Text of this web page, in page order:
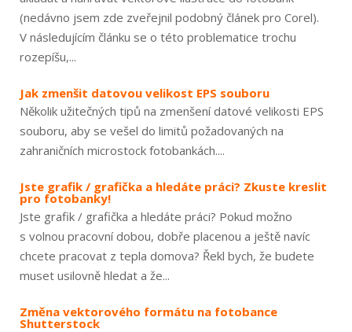
(nedávno jsem zde zveřejnil podobný článek pro Corel).
V následujícím článku se o této problematice trochu
rozepíšu,...
Jak zmenšit datovou velikost EPS souboru
Několik užitečných tipů na zmenšení datové velikosti EPS
souboru, aby se vešel do limitů požadovaných na
zahraničních microstock fotobankách....
Jste grafik / grafička a hledáte práci? Zkuste kreslit
pro fotobanky!
Jste grafik / grafička a hledáte práci? Pokud možno
s volnou pracovní dobou, dobře placenou a ještě navíc
chcete pracovat z tepla domova? Řekl bych, že budete
muset usilovně hledat a že...
Změna vektorového formátu na fotobance
Shutterstock